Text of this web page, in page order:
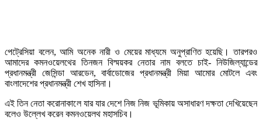
পেট্রেসিয়া বলেন, আমি অনেক নারী ও মেয়ের মাধ্যমে অনুপ্রাণিত হয়েছি। তারপরও
আমাদের কমনওয়েলথের তিনজন বিস্ময়কর নেতার নাম বলতে চাই- নিউজিল্যান্ডের
প্রধানমন্ত্রী জেসিন্ডা আরডেন, বার্বাডোজের প্রধানমন্ত্রী মিয়া আমোর মোটলে এবং
বাংলাদেশের প্রধানমন্ত্রী শেখ হাসিনা।
এই তিন নেতা করোনাকালে যার যার দেশে নিজ নিজ ভূমিকায় অসাধারণ দক্ষতা দেখিয়েছেন
বলেও উল্লেখ করেন কমনওয়েলথ মহাসচিব।